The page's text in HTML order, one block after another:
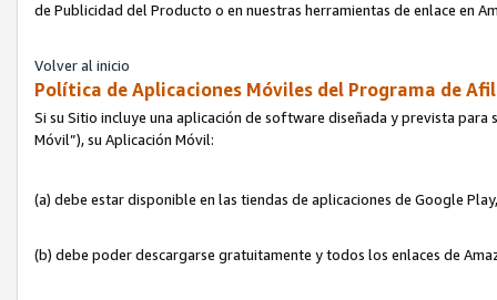
de Publicidad del Producto o en nuestras herramientas de enlace en
Volver al inicio
Política de Aplicaciones Móviles del Programa de
Si su Sitio incluye una aplicación de software diseñada y prevista
Móvil”), su Aplicación Móvil:
(a) debe estar disponible en las tiendas de aplicaciones de Google
(b) debe poder descargarse gratuitamente y todos los enlaces de